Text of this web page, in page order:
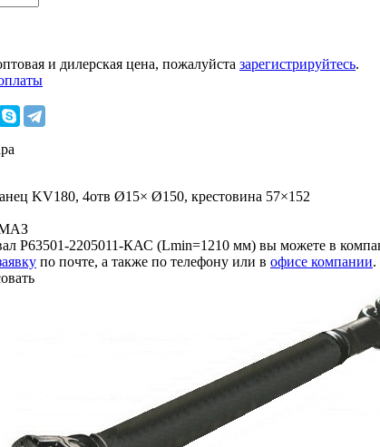
и дилерская цена, пожалуйста зарегистрируйтесь.
KV180, 4отв Ø15× Ø150, крестовина 57×152
Р63501-2205011-КАС (Lmin=1210 мм) вы можете в
по почте, а также по телефону или в офисе компании.